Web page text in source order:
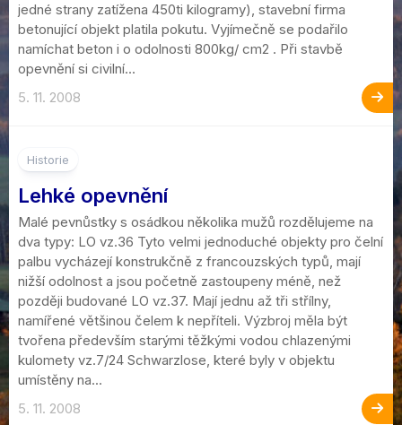
jedné strany zatížena 450ti kilogramy), stavební firma
betonující objekt platila pokutu. Vyjímečně se podařilo
namíchat beton i o odolnosti 800kg/ cm2 . Při stavbě
opevnění si civilní...
5. 11. 2008
Historie
Lehké opevnění
Malé pevnůstky s osádkou několika mužů rozdělujeme na
dva typy: LO vz.36 Tyto velmi jednoduché objekty pro čelní
palbu vycházejí konstrukčně z francouzských typů, mají
nižší odolnost a jsou početně zastoupeny méně, než
později budované LO vz.37. Mají jednu až tři střílny,
namířené většinou čelem k nepříteli. Výzbroj měla být
tvořena především starými těžkými vodou chlazenými
kulomety vz.7/24 Schwarzlose, které byly v objektu
umístěny na...
5. 11. 2008